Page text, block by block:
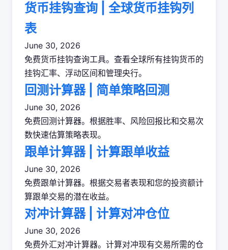
货币挂钩查询 | 全球货币挂钩列
表
June 30, 2026
免费货币挂钩查询工具。查看全球所有挂钩货币的
挂钩汇率、浮动区间和管理央行。
回测计算器 | 简单策略回测
June 30, 2026
免费回测计算器。根据胜率、风险回报比和交易次
数快速估算策略表现。
跟单计算器 | 计算跟单收益
June 30, 2026
免费跟单计算器。根据交易者表现和您的投资额计
算跟单交易的潜在收益。
对冲计算器 | 计算对冲仓位
June 30, 2026
免费外汇对冲计算器。计算对冲现有交易所需的仓